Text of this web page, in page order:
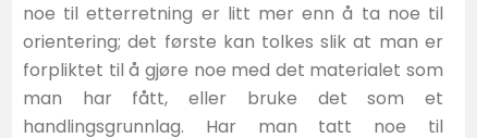
noe til etterretning er litt mer enn å ta noe til
orientering; det første kan tolkes slik at man er
forpliktet til å gjøre noe med det materialet som
man har fått, eller bruke det som et
handlingsgrunnlag. Har man tatt noe til